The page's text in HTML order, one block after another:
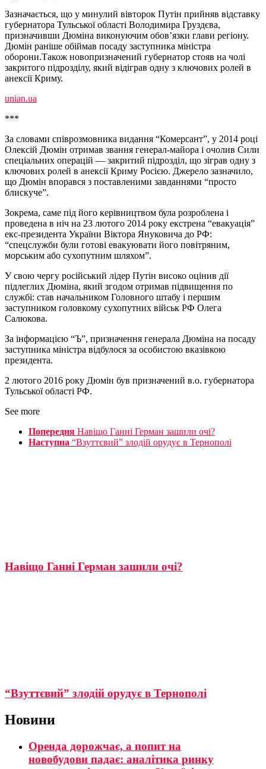
Зазначається, що у минулий вівторок Путін прийняв відставку
губернатора Тульської області Володимира Груздєва,
призначивши Дюміна виконуючим обов’язки глави регіону.
Дюмін раніше обіймав посаду заступника міністра
оборони.Також новопризначений губернатор стояв на чолі
закритого підрозділу, який відіграв одну з ключових ролей в
анексії Криму.
unian.ua
***
За словами співрозмовника видання “Комерсант”, у 2014 році
Олексій Дюмін отримав звання генерал-майора і очолив Сили
спеціальних операцій — закритий підрозділ, що зіграв одну з
ключових ролей в анексії Криму Росією. Джерело зазначило,
що Дюмін впорався з поставленими завданнями “просто
блискуче”.
Зокрема, саме під його керівництвом була розроблена і
проведена в ніч на 23 лютого 2014 року екстрена “евакуація”
екс-президента України Віктора Януковича до РФ:
“спецслужби були готові евакуювати його повітряним,
морським або сухопутним шляхом”.
У свою чергу російський лідер Путін високо оцінив дії
підлеглих Дюміна, який згодом отримав підвищення по
службі: став начальником Головного штабу і першим
заступником головкому сухопутних військ РФ Олега
Салюкова.
За інформацією “Ъ”, призначення генерала Дюміна на посаду
заступника міністра відбулося за особистою вказівкою
президента.
2 лютого 2016 року Дюмін був призначений в.о. губернатора
Тульської області РФ.
See more
Попередня Навіщо Ганні Герман зашили очі?
Наступна “Взуттєвий” злодій орудує в Тернополі
Навіщо Ганні Герман зашили очі?
“Взуттєвий” злодій орудує в Тернополі
Новини
Оренда дорожчає, а попит на
новобудови падає: аналітика ринку